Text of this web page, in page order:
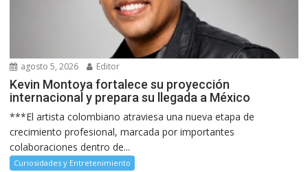
agosto 5, 2026 Editor
Kevin Montoya fortalece su proyección
internacional y prepara su llegada a México
***El artista colombiano atraviesa una nueva etapa de
crecimiento profesional, marcada por importantes
colaboraciones dentro de...
Curiosidades y Entretenimiento